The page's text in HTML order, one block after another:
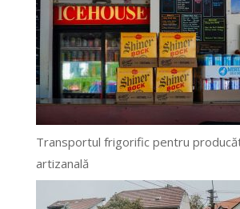
Transportul frigorific pentru
artizanală